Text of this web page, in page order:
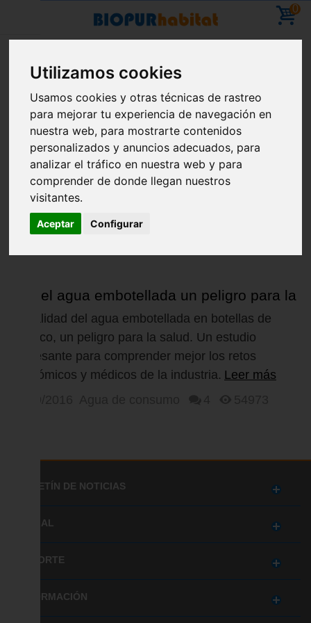
Utilizamos cookies
Usamos cookies y otras técnicas de rastreo
para mejorar tu experiencia de navegación en
nuestra web, para mostrarte contenidos
personalizados y anuncios adecuados, para
analizar el tráfico en nuestra web y para
comprender de donde llegan nuestros
visitantes.
Aceptar Configurar
0
reanudarán los envíos el 11 de agosto
ARCHIVO DE SEPTIEMBRE, 2016
¿Es el agua embotellada un peligro para la
salud?
La calidad del agua embotellada en botellas de
plástico, un peligro para la salud. Un estudio
interesante para comprender mejor los retos
económicos y médicos de la industria. Leer más
BOLETÍN DE NOTICIAS
SOCIAL
SOPORTE
INFORMACIÓN